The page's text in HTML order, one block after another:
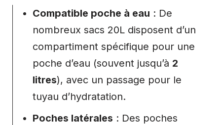
Compatible poche à eau : De
nombreux sacs 20L disposent d’un
compartiment spécifique pour une
poche d’eau (souvent jusqu’à 2
litres), avec un passage pour le
tuyau d’hydratation.
Poches latérales : Des poches